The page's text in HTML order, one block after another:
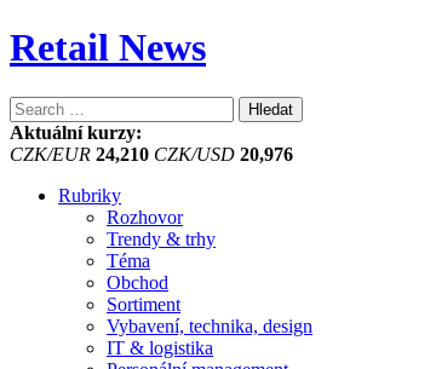
Retail News
Vyhledávání
Aktuální kurzy:
CZK/EUR 24,210 CZK/USD 20,976
Rubriky
Rozhovor
Trendy & trhy
Téma
Obchod
Sortiment
Vybavení, technika, design
IT & logistika